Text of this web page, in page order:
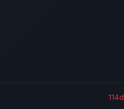
114d